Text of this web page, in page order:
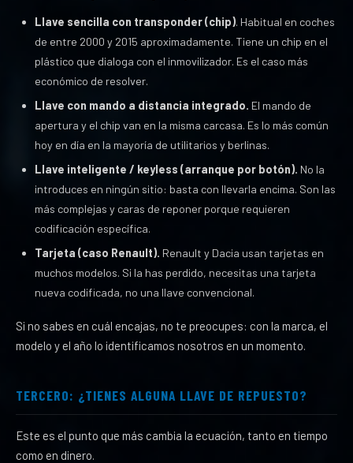
Llave sencilla con transponder (chip). Habitual en coches
de entre 2000 y 2015 aproximadamente. Tiene un chip en el
plástico que dialoga con el inmovilizador. Es el caso más
económico de resolver.
Llave con mando a distancia integrado. El mando de
apertura y el chip van en la misma carcasa. Es lo más común
hoy en día en la mayoría de utilitarios y berlinas.
Llave inteligente / keyless (arranque por botón). No la
introduces en ningún sitio: basta con llevarla encima. Son las
más complejas y caras de reponer porque requieren
codificación específica.
Tarjeta (caso Renault). Renault y Dacia usan tarjetas en
muchos modelos. Si la has perdido, necesitas una tarjeta
nueva codificada, no una llave convencional.
Si no sabes en cuál encajas, no te preocupes: con la marca, el
modelo y el año lo identificamos nosotros en un momento.
TERCERO: ¿TIENES ALGUNA LLAVE DE REPUESTO?
Este es el punto que más cambia la ecuación, tanto en tiempo
como en dinero.